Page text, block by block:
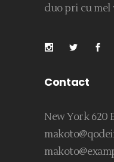
duo pri cu mel
Contact
New York 620